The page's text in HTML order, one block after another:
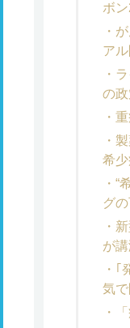
ボ
ア
の
希
“
グ
が
｢
気